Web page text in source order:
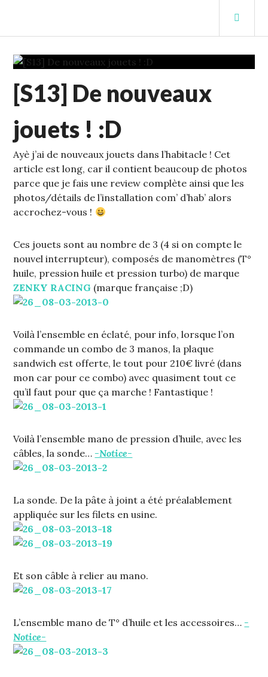
contenu
STUFFCC'S BLOG
S13
[S13] De nouveaux
jouets ! :D
Ayè j’ai de nouveaux jouets dans l’habitacle ! Cet
article est long, car il contient beaucoup de photos
parce que je fais une review complète ainsi que les
photos/détails de l’installation com’ d’hab’ alors
accrochez-vous !
Ces jouets sont au nombre de 3 (4 si on compte le
nouvel interrupteur), composés de manomètres (T°
huile, pression huile et pression turbo) de marque
ZENKY RACING (marque française ;D)
Voilà l’ensemble en éclaté, pour info, lorsque l’on
commande un combo de 3 manos, la plaque
sandwich est offerte, le tout pour 210€ livré (dans
mon car pour ce combo) avec quasiment tout ce
qu’il faut pour que ça marche ! Fantastique !
Voilà l’ensemble mano de pression d’huile, avec les
câbles, la sonde…-Notice-
La sonde. De la pâte à joint a été préalablement
appliquée sur les filets en usine.
Et son câble à relier au mano.
L’ensemble mano de T° d’huile et les accessoires…-
Notice-